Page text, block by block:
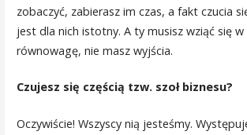
zobaczyć, zabierasz im czas, a fakt czucia
jest dla nich istotny. A ty musisz wziąć się
równowagę, nie masz wyjścia.
Czujesz się częścią tzw. szoł biznesu?
Oczywiście! Wszyscy nią jesteśmy.